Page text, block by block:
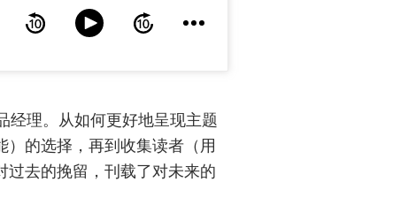
经理。从如何更好地呈现主题
）的选择，再到收集读者（用
过去的挽留，刊载了对未来的